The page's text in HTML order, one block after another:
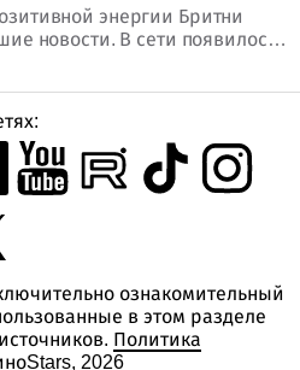
энергии Бритни
новости. В сети появилось
ознакомительный
в этом разделе
Политика
2026